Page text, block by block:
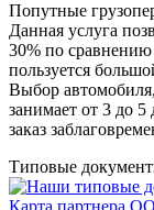
Попутные
Данная услуга
30% по
пользуется
Выбор
занимает от 3 до
заказ
Типовые